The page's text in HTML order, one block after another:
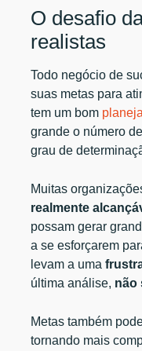
O desafio
realistas
Todo negócio de
suas metas para
tem um bom
grande o número
grau de
Muitas
realmente
possam gerar
a se esforçarem
levam a uma
última análise, não
Metas também
tornando mais